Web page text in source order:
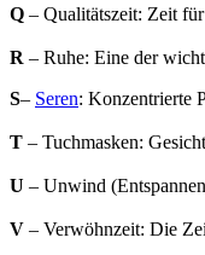
Q – Qualitätszeit: Zeit
R – Ruhe: Eine der
S– Seren: Konzentrierte
T – Tuchmasken:
U – Unwind
V – Verwöhnzeit: Die